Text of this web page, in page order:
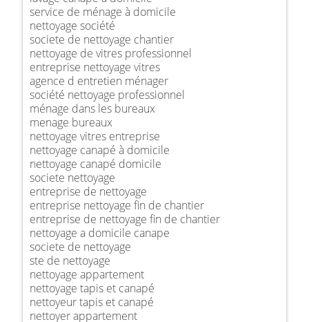
service de ménage à domicile
nettoyage société
societe de nettoyage chantier
nettoyage de vitres professionnel
entreprise nettoyage vitres
agence d entretien ménager
société nettoyage professionnel
ménage dans les bureaux
menage bureaux
nettoyage vitres entreprise
nettoyage canapé à domicile
nettoyage canapé domicile
societe nettoyage
entreprise de nettoyage
entreprise nettoyage fin de chantier
entreprise de nettoyage fin de chantier
nettoyage a domicile canape
societe de nettoyage
ste de nettoyage
nettoyage appartement
nettoyage tapis et canapé
nettoyeur tapis et canapé
nettoyer appartement